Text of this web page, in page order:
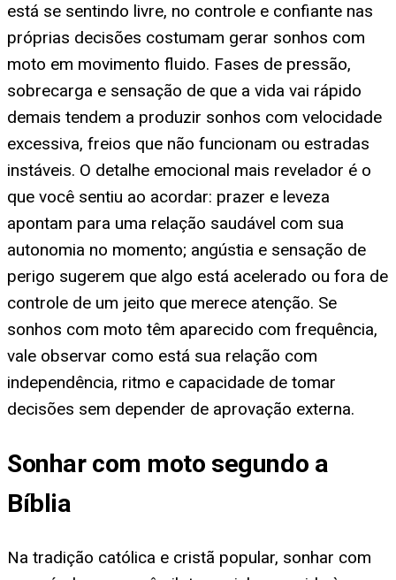
está se sentindo livre, no controle e confiante nas
próprias decisões costumam gerar sonhos com
moto em movimento fluido. Fases de pressão,
sobrecarga e sensação de que a vida vai rápido
demais tendem a produzir sonhos com velocidade
excessiva, freios que não funcionam ou estradas
instáveis. O detalhe emocional mais revelador é o
que você sentiu ao acordar: prazer e leveza
apontam para uma relação saudável com sua
autonomia no momento; angústia e sensação de
perigo sugerem que algo está acelerado ou fora de
controle de um jeito que merece atenção. Se
sonhos com moto têm aparecido com frequência,
vale observar como está sua relação com
independência, ritmo e capacidade de tomar
decisões sem depender de aprovação externa.
Sonhar com moto segundo a
Bíblia
Na tradição católica e cristã popular, sonhar com